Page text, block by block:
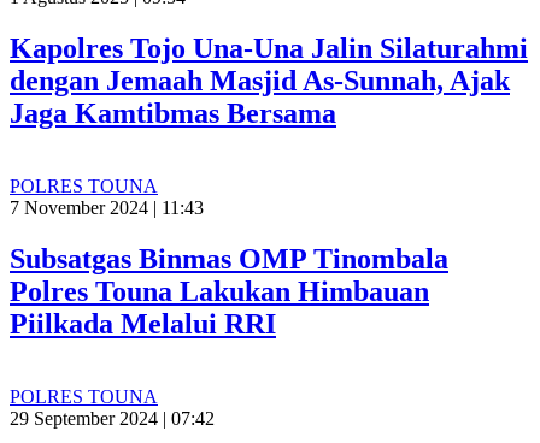
Kapolres Tojo Una-Una Jalin Silaturahmi
dengan Jemaah Masjid As-Sunnah, Ajak
Jaga Kamtibmas Bersama
POLRES TOUNA
7 November 2024 | 11:43
Subsatgas Binmas OMP Tinombala
Polres Touna Lakukan Himbauan
Piilkada Melalui RRI
POLRES TOUNA
29 September 2024 | 07:42